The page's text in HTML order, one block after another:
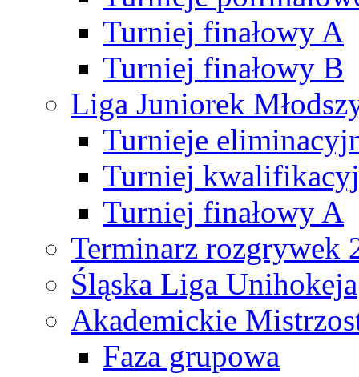
Turniej finałowy A
Turniej finałowy B
Liga Juniorek
Turnieje
Turniej
Turniej finałowy A
Terminarz rozgrywek
Śląska Liga Unihokeja
Akademickie
Faza grupowa